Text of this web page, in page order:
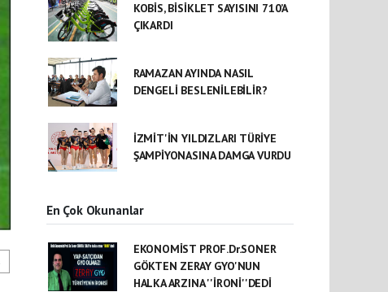
KOBİS, BİSİKLET SAYISINI 710’A
ÇIKARDI
RAMAZAN AYINDA NASIL
DENGELİ BESLENİLEBİLİR?
İZMİT'İN YILDIZLARI TÜRİYE
ŞAMPİYONASINA DAMGA VURDU
En Çok Okunanlar
EKONOMİST PROF.Dr.SONER
GÖKTEN ZERAY GYO'NUN
HALKA ARZINA ''İRONİ''DEDİ